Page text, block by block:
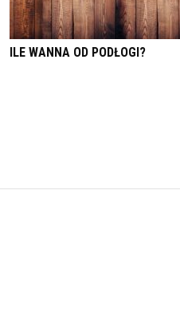
ILE WANNA OD PODŁOGI?